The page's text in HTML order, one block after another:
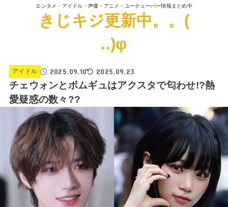
エンタメ・アイドル・声優・アニメ・ユーチューバー情報まとめ中
きじキジ更新中。。(
..)φ
アイドル 2025.09.10 2025.09.23
チェウォンとボムギュはアクスタで匂わせ!?熱
愛疑惑の数々??